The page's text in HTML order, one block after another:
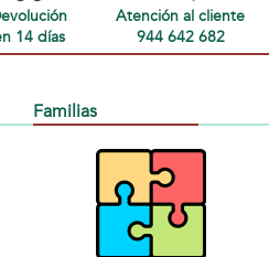
14 días
Atención al cliente
944 642 682
Familias